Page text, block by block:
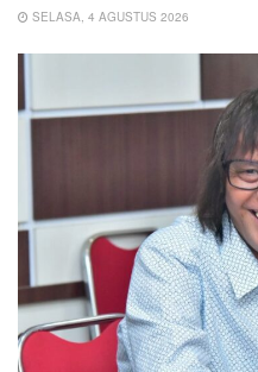
SELASA, 4 AGUSTUS 2026